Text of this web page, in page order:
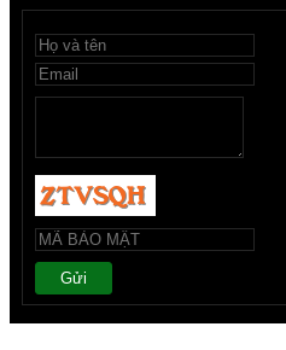
Gửi